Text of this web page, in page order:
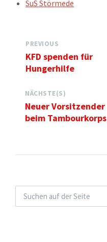
SuS Störmede
PREVIOUS
KFD spenden für
Hungerhilfe
NÄCHSTE(S)
Neuer Vorsitzender
beim Tambourkorps